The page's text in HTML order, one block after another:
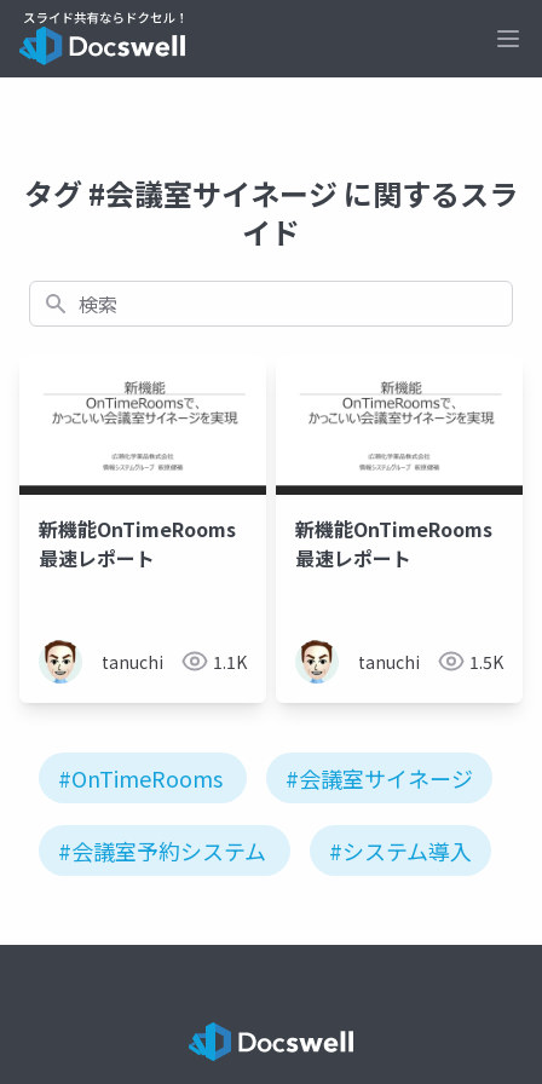
タグ #会議室サイネージ に関するスラ
イド
検索
新機能OnTimeRooms
最速レポート
tanuchi 1.1K
新機能OnTimeRooms
最速レポート
tanuchi 1.5K
#OnTimeRooms #会議室サイネージ
#会議室予約システム #システム導入